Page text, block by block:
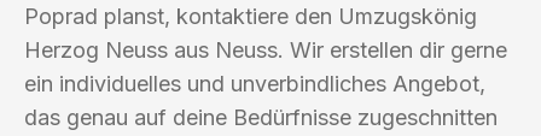
Poprad planst, kontaktiere den Umzugskönig
Herzog Neuss aus Neuss. Wir erstellen dir gerne
ein individuelles und unverbindliches Angebot,
das genau auf deine Bedürfnisse zugeschnitten